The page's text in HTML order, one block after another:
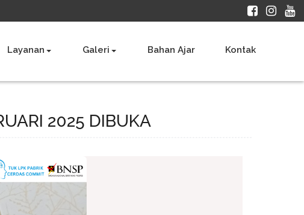
Layanan Galeri Bahan Ajar Kontak
2025 DIBUKA